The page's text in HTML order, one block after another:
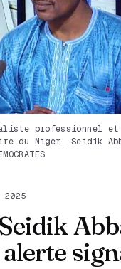
professionnel
du Niger, Seidik
2025